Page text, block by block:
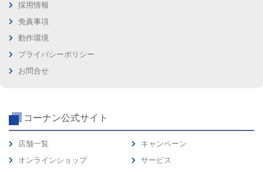
採用情報
免責事項
動作環境
プライバシーポリシー
お問合せ
コーナン公式サイト
店舗一覧
オンラインショップ
キャンペーン
サービス